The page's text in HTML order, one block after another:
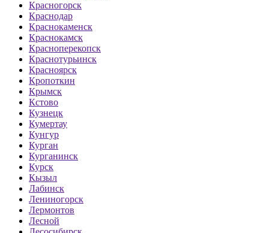
Красногорск
Краснодар
Краснокаменск
Краснокамск
Красноперекопск
Краснотурьинск
Красноярск
Кропоткин
Крымск
Кстово
Кузнецк
Кумертау
Кунгур
Курган
Курганинск
Курск
Кызыл
Лабинск
Лениногорск
Лермонтов
Лесной